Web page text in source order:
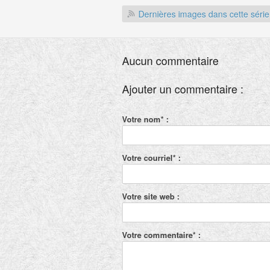
Dernières images dans cette série
Aucun commentaire
Ajouter un commentaire :
Votre nom* :
Votre courriel* :
Votre site web :
Votre commentaire* :